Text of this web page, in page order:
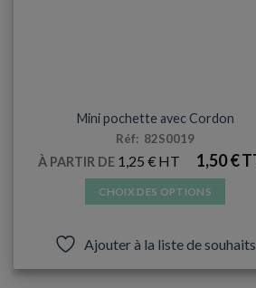
Mini pochette avec Cordon
Réf: 82S0019
À PARTIR DE 1,25 € 1,50€
CHOIX DES OPTIONS
plusieurs
Ajouter à la liste de souhaits